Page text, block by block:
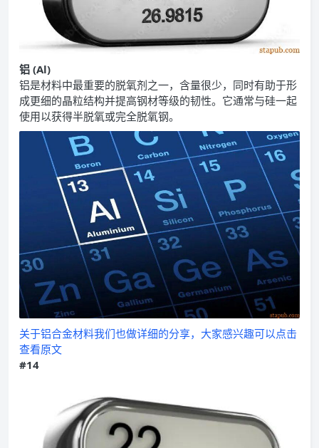
铝 (Al)
铝是材料中最重要的脱氧剂之一，含量很少，同时有助于形
成更细的晶粒结构并提高钢材等级的韧性。它通常与硅一起
使用以获得半脱氧或完全脱氧钢。
关于铝合金材料我们也做详细的分享，大家感兴趣可以点击
查看原文
#14